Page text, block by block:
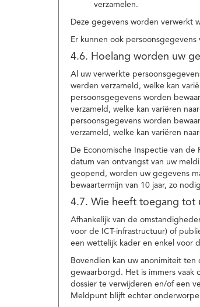
verzamelen.
Deze gegevens worden verwerkt
Er kunnen ook
4.6. Hoelang worden uw
Al uw verwerkte
werden verzameld, welke kan
persoonsgegevens worden
verzameld, welke kan variëren
persoonsgegevens worden
verzameld, welke kan variëren
De Economische Inspectie van
datum van ontvangst van uw
geopend, worden uw gegevens
bewaartermijn van 10 jaar, zo
4.7. Wie heeft toegang tot
Afhankelijk van de
voor de ICT-infrastructuur) of
een wettelijk kader en enkel voor
Bovendien kan uw anonimiteit
gewaarborgd. Het is immers vaak
dossier te verwijderen en/of een
Meldpunt blijft echter